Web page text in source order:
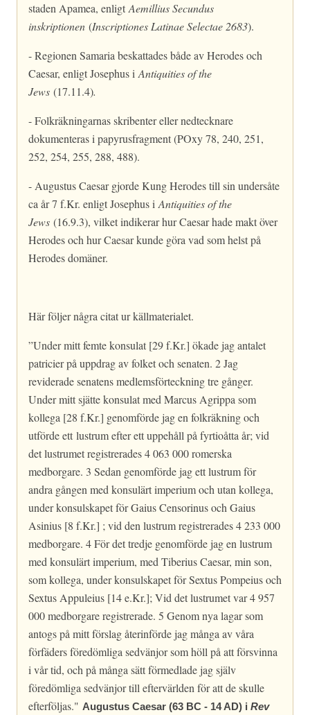
staden Apamea, enligtAemillius Secundus
inskriptionen (Inscriptiones Latinae Selectae 2683).
- Regionen Samaria beskattades både av Herodes och
Caesar, enligt Josephus iAntiquities of the
Jews (17.11.4).
- Folkräkningarnas skribenter eller nedtecknare
dokumenteras i papyrusfragment (POxy 78, 240, 251,
252, 254, 255, 288, 488).
- Augustus Caesar gjorde Kung Herodes till sin undersåte
ca år 7 f.Kr. enligt Josephus iAntiquities of the
Jews (16.9.3), vilket indikerar hur Caesar hade makt över
Herodes och hur Caesar kunde göra vad som helst på
Herodes domäner.
Här följer några citat ur källmaterialet.
”Under mitt femte konsulat [29 f.Kr.] ökade jag antalet
patricier på uppdrag av folket och senaten. 2 Jag
reviderade senatens medlemsförteckning tre gånger.
Under mitt sjätte konsulat med Marcus Agrippa som
kollega [28 f.Kr.] genomförde jag en folkräkning och
utförde ett lustrum efter ett uppehåll på fyrtioåtta år; vid
det lustrumet registrerades 4 063 000 romerska
medborgare. 3 Sedan genomförde jag ett lustrum för
andra gången med konsulärt imperium och utan kollega,
under konsulskapet för Gaius Censorinus och Gaius
Asinius [8 f.Kr.] ; vid den lustrum registrerades 4 233 000
medborgare. 4 För det tredje genomförde jag en lustrum
med konsulärt imperium, med Tiberius Caesar, min son,
som kollega, under konsulskapet för Sextus Pompeius och
Sextus Appuleius [14 e.Kr.]; Vid det lustrumet var 4 957
000 medborgare registrerade. 5 Genom nya lagar som
antogs på mitt förslag återinförde jag många av våra
förfäders föredömliga sedvänjor som höll på att försvinna
i vår tid, och på många sätt förmedlade jag själv
föredömliga sedvänjor till eftervärlden för att de skulle
efterföljas." Augustus Caesar (63 BC - 14 AD) i Rev